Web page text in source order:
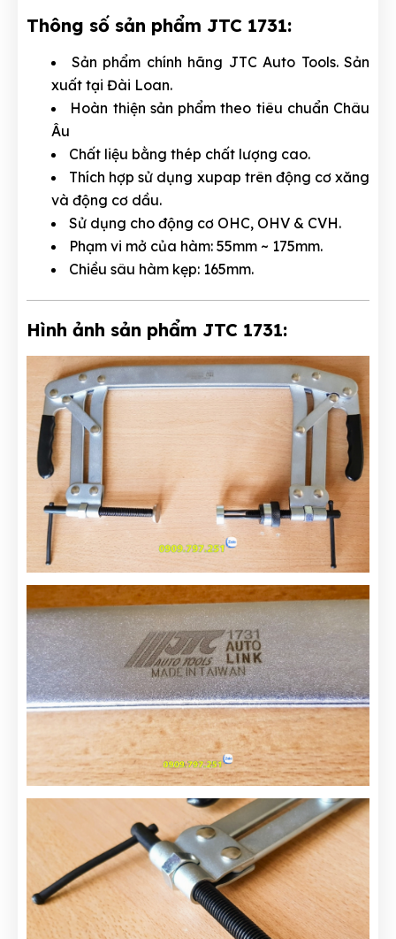
Thông số sản phẩm JTC 1731:
Sản phẩm chính hãng JTC Auto Tools. Sản
xuất tại Đài Loan.
Hoàn thiện sản phẩm theo tiêu chuẩn Châu
Âu
Chất liệu bằng thép chất lượng cao.
Thích hợp sử dụng xupap trên động cơ xăng
và động cơ dầu.
Sử dụng cho động cơ OHC, OHV & CVH.
Phạm vi mở của hàm: 55mm ~ 175mm.
Chiều sâu hàm kẹp: 165mm.
Hình ảnh sản phẩm JTC 1731: